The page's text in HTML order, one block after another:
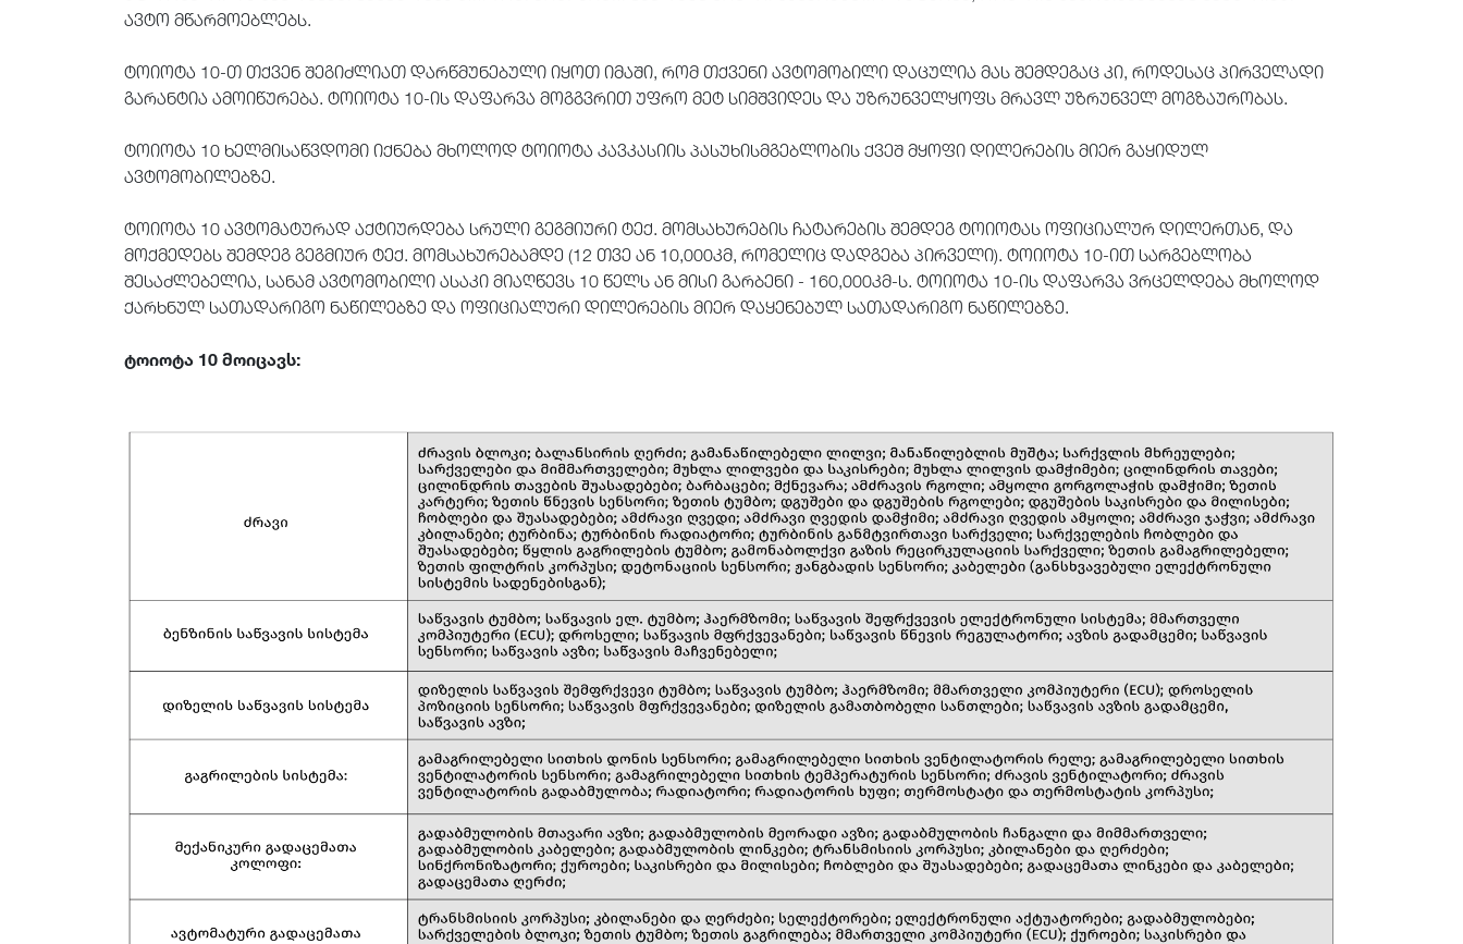
ავტო მწარმოებლებს.
ტოიოტა 10-თ თქვენ შეგიძლიათ დარწმუნებული იყოთ იმაში, რომ თქვენი ავტომობილი დაცულია მას შემდეგაც კი, როდესაც პირველადი
გარანტია ამოიწურება. ტოიოტა 10-ის დაფარვა მოგგვრით უფრო მეტ სიმშვიდეს და უზრუნველყოფს მრავლ უზრუნველ მოგზაურობას.
ტოიოტა 10 ხელმისაწვდომი იქნება მხოლოდ ტოიოტა კავკასიის პასუხისმგებლობის ქვეშ მყოფი დილერების მიერ გაყიდულ
ავტომობილებზე.
ტოიოტა 10 ავტომატურად აქტიურდება სრული გეგმიური ტექ. მომსახურების ჩატარების შემდეგ ტოიოტას ოფიციალურ დილერთან, და
მოქმედებს შემდეგ გეგმიურ ტექ. მომსახურებამდე (12 თვე ან 10,000კმ, რომელიც დადგება პირველი). ტოიოტა 10-ით სარგებლობა
შესაძლებელია, სანამ ავტომობილი ასაკი მიაღწევს 10 წელს ან მისი გარბენი - 160,000კმ-ს. ტოიოტა 10-ის დაფარვა ვრცელდება მხოლოდ
ქარხნულ სათადარიგო ნაწილებზე და ოფიციალური დილერების მიერ დაყენებულ სათადარიგო ნაწილებზე.
ტოიოტა 10 მოიცავს: